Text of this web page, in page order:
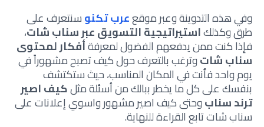
وفي هذه التدوينة وعبر موقععرب تكنوسنتعرف على
طرق وكذلكاستيراتيجية التسويق عبر سناب شات،
فإذا كنت ممن يدفعهم الفضول لمعرفةأفكار لمحتوى
سناب شاتوترغب بالتعرف حول كيف تصبح مشهوراً في
يوم واحد فأنت في المكان المناسب، حيث ستكتشف
بنفسك على كل ما يخطر ببالك من أسئلة مثلكيف اصير
ترند سنابوحتى كيف اصير مشهور واسوي إعلانات على
سناب شات تابع القراءة للنهاية.